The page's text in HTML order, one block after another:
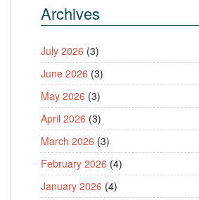
Archives
July 2026 (3)
June 2026 (3)
May 2026 (3)
April 2026 (3)
March 2026 (3)
February 2026 (4)
January 2026 (4)